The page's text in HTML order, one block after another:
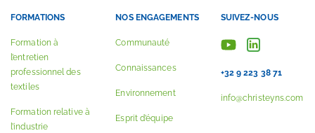
FORMATIONS
Formation à
l’entretien
professionnel des
textiles
Formation relative à
l’industrie
NOS ENGAGEMENTS
Communauté
Connaissances
Environnement
Esprit d’équipe
SUIVEZ-NOUS
+32 9 223 38 71
info@christeyns.com